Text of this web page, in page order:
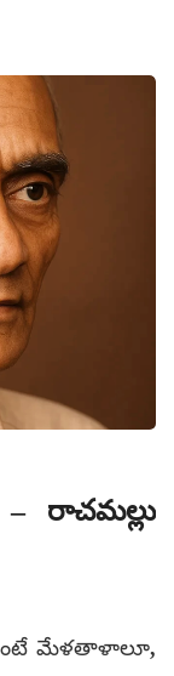
రాచమల్లు
మేళతాళాలూ,